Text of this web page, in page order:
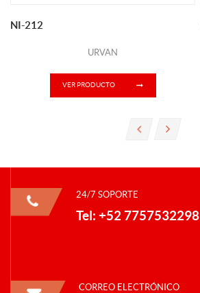
NI-212
URVAN
VER PRODUCTO
24/7 SOPORTE
Tel: +52 7757532298
CORREO ELECTRÓNICO